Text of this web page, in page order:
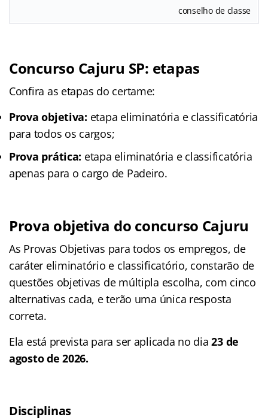
conselho de classe
Concurso Cajuru SP: etapas
Confira as etapas do certame:
Prova objetiva: etapa eliminatória e classificatória
para todos os cargos;
Prova prática: etapa eliminatória e classificatória
apenas para o cargo de Padeiro.
Prova objetiva do concurso Cajuru
As Provas Objetivas para todos os empregos, de
caráter eliminatório e classificatório, constarão de
questões objetivas de múltipla escolha, com cinco
alternativas cada, e terão uma única resposta
correta.
Ela está prevista para ser aplicada no dia23 de
agosto de 2026.
Disciplinas